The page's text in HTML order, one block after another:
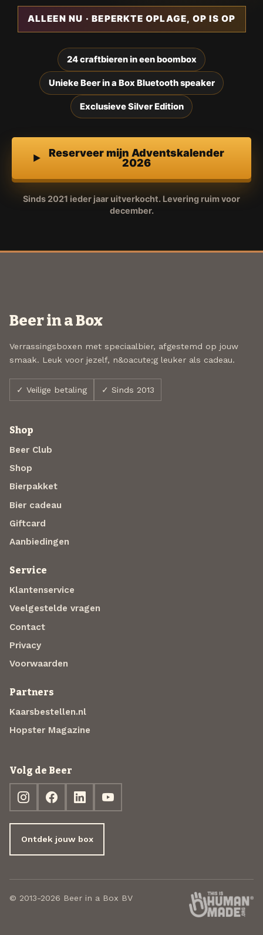
ALLEEN NU · BEPERKTE OPLAGE, OP IS OP
24 craftbieren in een boombox
Unieke Beer in a Box Bluetooth speaker
Exclusieve Silver Edition
Reserveer mijn Adventskalender
2026
Sinds 2021 ieder jaar uitverkocht. Levering ruim voor
december.
Beer in a Box
Verrassingsboxen met speciaalbier, afgestemd op jouw
smaak. Leuk voor jezelf, n&oacute;g leuker als cadeau.
✓ Veilige betaling ✓ Sinds 2013
Shop
Beer Club
Shop
Bierpakket
Bier cadeau
Giftcard
Aanbiedingen
Service
Klantenservice
Veelgestelde vragen
Contact
Privacy
Voorwaarden
Partners
Kaarsbestellen.nl
Hopster Magazine
Volg de Beer
Ontdek jouw box
© 2013-2026 Beer in a Box BV